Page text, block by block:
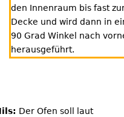
den Innenraum bis fast
Decke und wird dann in
90 Grad Winkel nach
herausgeführt.
Der Ofen soll laut